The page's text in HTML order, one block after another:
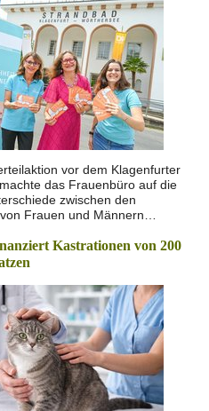
vor dem Klagenfurter
das Frauenbüro auf die
zwischen den
Frauen und Männern…
Kastrationen von 200